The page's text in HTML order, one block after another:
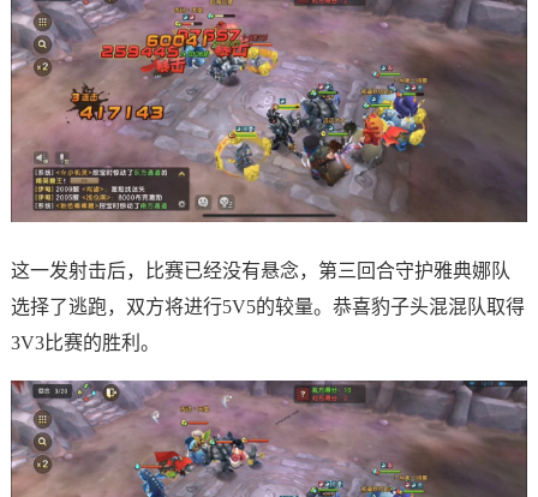
这一发射击后，比赛已经没有悬念，第三回合守护雅典娜队
选择了逃跑，双方将进行5V5的较量。恭喜豹子头混混队取得
3V3比赛的胜利。